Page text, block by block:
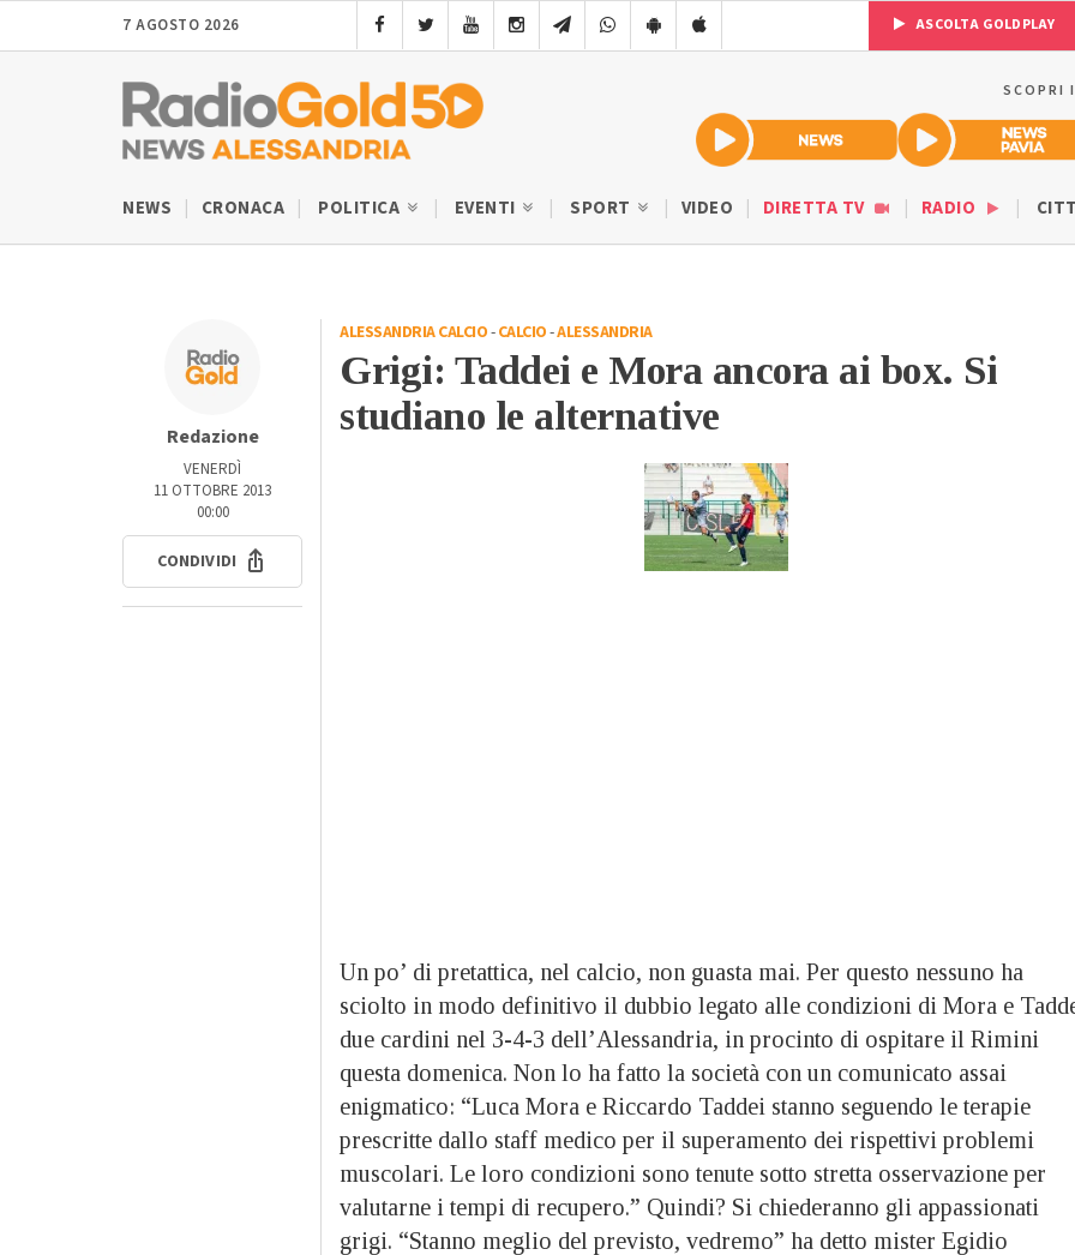
7 AGOSTO 2026 ASCOLTA GOLDPLAY
SCOPRI
NEWS CRONACA POLITICA EVENTI SPORT VIDEO DIRETTA TV RADIO
Redazione
VENERDÌ
11 OTTOBRE 2013
00:00
CONDIVIDI
ALESSANDRIA CALCIO-CALCIO-ALESSANDRIA
Grigi: Taddei e Mora ancora ai box. Si
studiano le alternative
Un po’ di pretattica, nel calcio, non guasta mai. Per questo nessuno ha
sciolto in modo definitivo il dubbio legato alle condizioni di Mora e
due cardini nel 3-4-3 dell’Alessandria, in procinto di ospitare il Rimini
questa domenica. Non lo ha fatto la società con un comunicato assai
enigmatico: “Luca Mora e Riccardo Taddei stanno seguendo le terapie
prescritte dallo staff medico per il superamento dei rispettivi problemi
muscolari. Le loro condizioni sono tenute sotto stretta osservazione per
valutarne i tempi di recupero.” Quindi? Si chiederanno gli appassionati
grigi. “Stanno meglio del previsto, vedremo” ha detto mister Egidio